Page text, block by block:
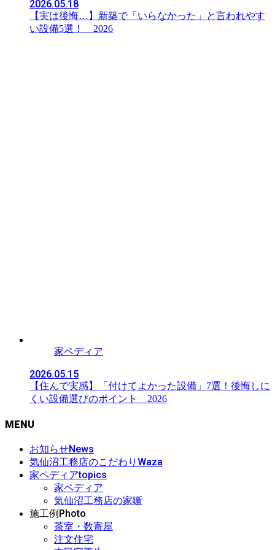
2026.05.18
【実は後悔…】新築で「いらなかった」と言われやす
い設備5選！ 2026
家ペディア
2026.05.15
【住んで実感】「付けてよかった設備」7選！後悔しに
くい設備選びのポイント 2026
MENU
お知らせNews
気仙沼工務店のこだわり Waza
家ペディアtopics
家ペディア
気仙沼工務店の家噺
施工例 Photo
茶室・数寄屋
注文住宅